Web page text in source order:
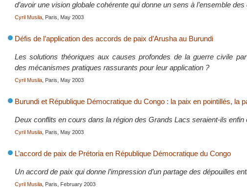
d’avoir une vision globale cohérente qui donne un sens à l’ensemble des
Cyril Musila , Paris, May 2003
Défis de l’application des accords de paix d’Arusha au Burundi
Les solutions théoriques aux causes profondes de la guerre civile
des mécanismes pratiques rassurants pour leur application ?
Cyril Musila , Paris, May 2003
Burundi et République Démocratique du Congo : la paix en pointillés, la
Deux conflits en cours dans la région des Grands Lacs seraient-ils enfin
Cyril Musila , Paris, May 2003
L’accord de paix de Prétoria en République Démocratique du Congo
Un accord de paix qui donne l’impression d’un partage des dépouilles
Cyril Musila , Paris, February 2003